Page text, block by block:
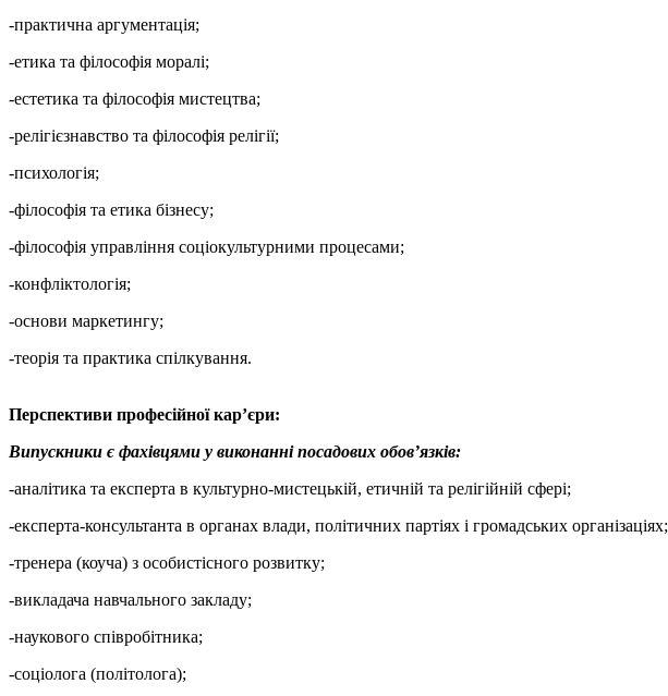
-практична аргументація;
-етика та філософія моралі;
-естетика та філософія мистецтва;
-релігієзнавство та філософія релігії;
-психологія;
-філософія та етика бізнесу;
-філософія управління соціокультурними процесами;
-конфліктологія;
-основи маркетингу;
-теорія та практика спілкування.
Перспективи професійної кар’єри:
Випускники є фахівцями у виконанні посадових обов’язків:
-аналітика та експерта в культурно-мистецькій, етичній та релігійній сфері;
-експерта-консультанта в органах влади, політичних партіях і громадських організаціях;
-тренера (коуча) з особистісного розвитку;
-викладача навчального закладу;
-наукового співробітника;
-соціолога (політолога);